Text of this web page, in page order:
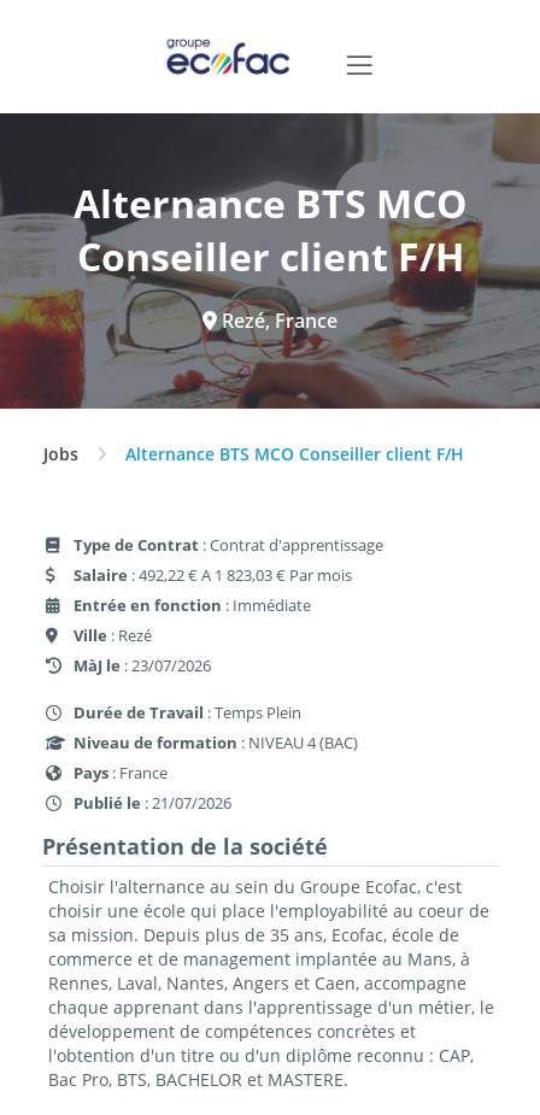
Alternance BTS MCO
Conseiller client F/H
Rezé, France
Jobs Alternance BTS MCO Conseiller client F/H
Type de Contrat : Contrat d'apprentissage
Salaire : 492,22 € A 1 823,03 € Par mois
Entrée en fonction : Immédiate
Ville : Rezé
MàJ le : 23/07/2026
Durée de Travail : Temps Plein
Niveau de formation : NIVEAU 4 (BAC)
Pays : France
Publié le : 21/07/2026
Présentation de la société
Choisir l'alternance au sein du Groupe Ecofac, c'est
choisir une école qui place l'employabilité au coeur de
sa mission. Depuis plus de 35 ans, Ecofac, école de
commerce et de management implantée au Mans, à
Rennes, Laval, Nantes, Angers et Caen, accompagne
chaque apprenant dans l'apprentissage d'un métier, le
développement de compétences concrètes et
l'obtention d'un titre ou d'un diplôme reconnu : CAP,
Bac Pro, BTS, BACHELOR et MASTERE.